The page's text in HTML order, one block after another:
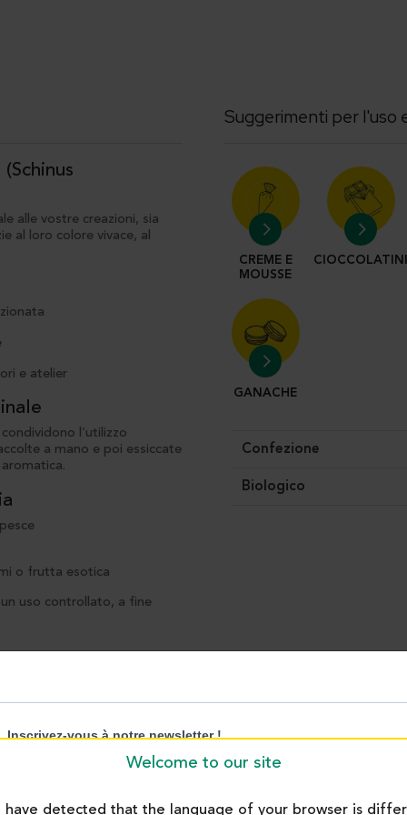
alle vostre creazioni, sia
al loro colore vivace, al
e atelier
l’utilizzo
a mano e poi essiccate
o frutta esotica
uso controllato, a fine
Suggerimenti per l'uso
CREME E
MOUSSE
CIOCCOLATINI
GANACHE
Confezione
Biologico
Welcome to our site
have detected that the language of your browser is